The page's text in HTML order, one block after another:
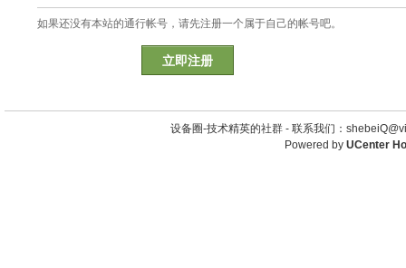
如果还没有本站的通行帐号，请先注册一个属于自己的帐号吧。
立即注册
设备圈-技术精英的社群 - 联系我们：
Powered by UCenter